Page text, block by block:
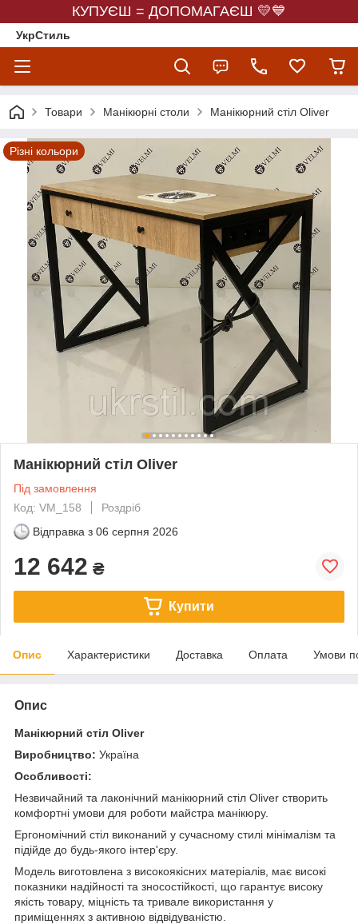
КУПУЄШ = ДОПОМАГАЄШ 💛💙
УкрСтиль
Товари Манікюрні столи Манікюрний стіл Oliver
Різні кольори
Манікюрний стіл Oliver
Під замовлення
Код: VM_158
Роздріб
Відправка з 06 серпня 2026
12 642 ₴
Купити
Опис Характеристики Доставка Оплата Умови
Опис
Манікюрний стіл Oliver
Виробництво: Україна
Особливості:
Незвичайний та лаконічний манікюрний стіл Oliver створить
комфортні умови для роботи майстра манікюру.
Ергономічний стіл виконаний у сучасному стилі мінімалізм та
підійде до будь-якого інтер'єру.
Модель виготовлена з високоякісних матеріалів, має високі
показники надійності та зносостійкості, що гарантує високу
якість товару, міцність та тривале використання у
приміщеннях з активною відвідуваністю.